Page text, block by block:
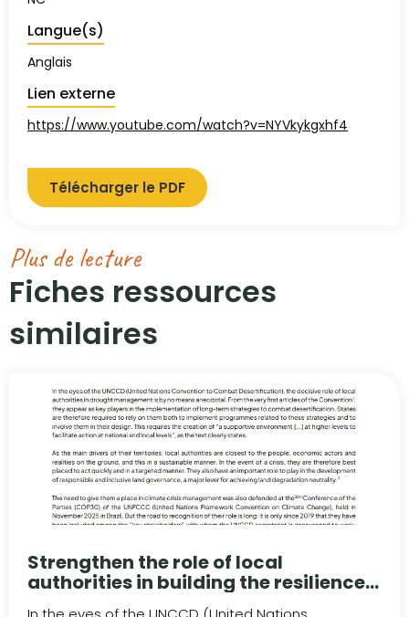
Langue(s)
Anglais
Lien externe
https://www.youtube.com/watch?v=NYVkykgxhf4
Télécharger le PDF
Plus de lecture
Fiches ressources
similaires​
Strengthen the role of local
authorities in building the resilience
of territories to drought